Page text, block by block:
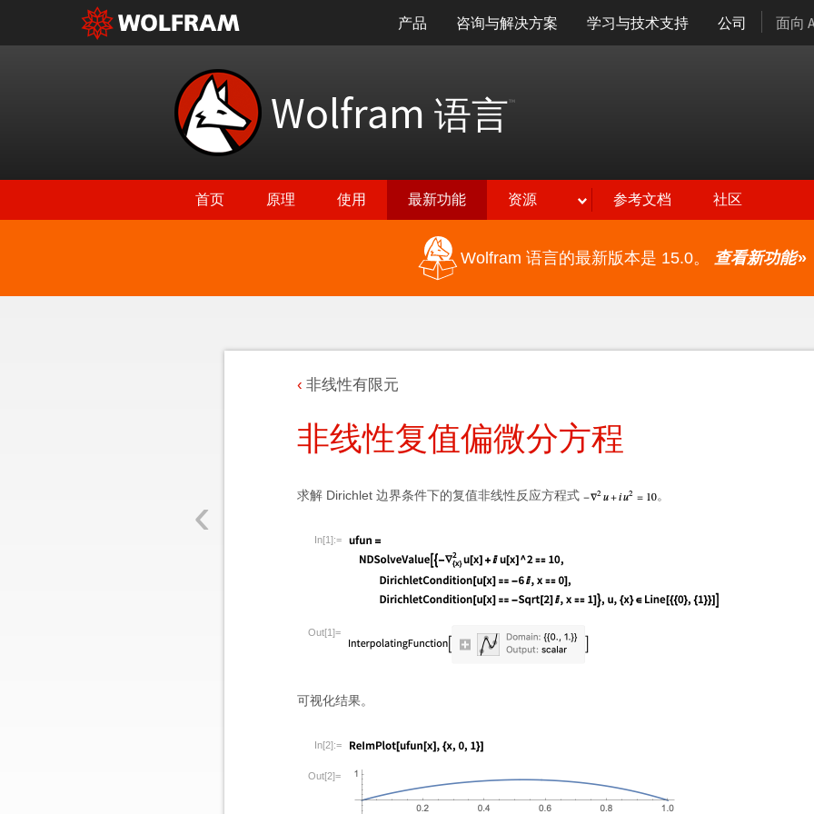
产品 咨询与解决方案 学习与技术支持 公司 面向
Wolfram 语言™
首页 原理 使用 最新功能 资源 参考文档 社区
Wolfram 语言的最新版本是 15.0。 查看新功能»
‹
非线性有限元
非线性复值偏微分方程
求解 Dirichlet 边界条件下的复值非线性反应方程式 。
In[1]:=
Out[1]=
可视化结果。
In[2]:=
Out[2]=